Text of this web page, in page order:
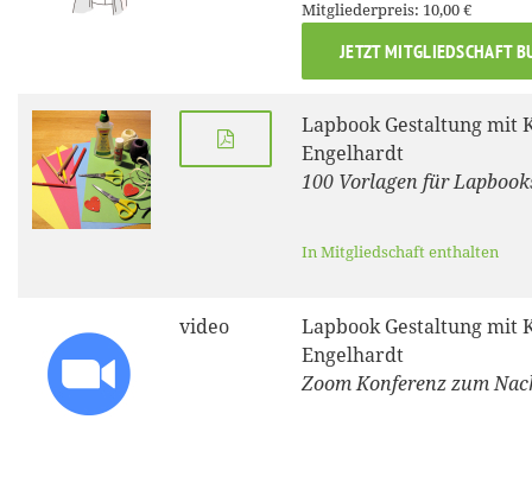
Mitgliederpreis: 10,00 €
JETZT MITGLIEDSCHAFT
Lapbook Gestaltung mit
Engelhardt
100 Vorlagen für
In Mitgliedschaft enthalten
video
Lapbook Gestaltung mit
Engelhardt
Zoom Konferenz zum